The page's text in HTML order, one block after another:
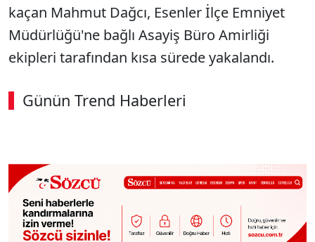
kaçan Mahmut Dağcı, Esenler İlçe Emniyet
Müdürlüğü'ne bağlı Asayiş Büro Amirliği
ekipleri tarafından kısa sürede yakalandı.
Günün Trend Haberleri